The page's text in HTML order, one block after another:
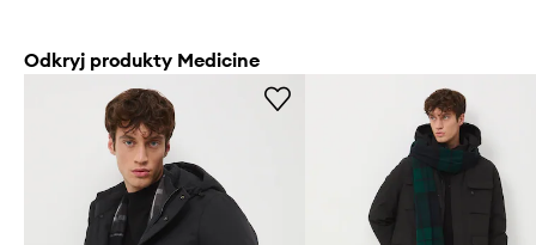
Odkryj produkty Medicine